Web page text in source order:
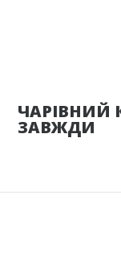
ЧАРІВНИЙ
ЗАВЖДИ